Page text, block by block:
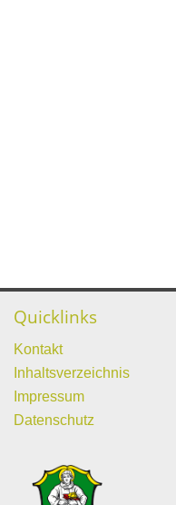
Quicklinks
Kontakt
Inhaltsverzeichnis
Impressum
Datenschutz